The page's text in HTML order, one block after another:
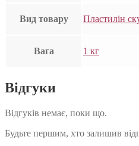
Вид товару Пластилін
Вага 1 кг
Відгуки
Відгуків немає, поки що.
Будьте першим, хто залишив